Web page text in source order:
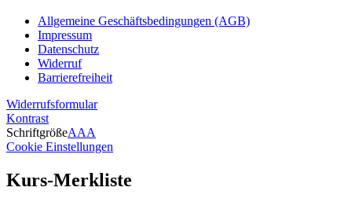
Allgemeine Geschäftsbedingungen (AGB)
Impressum
Datenschutz
Widerruf
Barrierefreiheit
Widerrufsformular
Kontrast
SchriftgrößeAAA
Cookie Einstellungen
Kurs-Merkliste